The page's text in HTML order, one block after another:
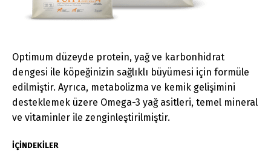
Optimum düzeyde protein, yağ ve karbonhidrat
dengesi ile köpeğinizin sağlıklı büyümesi için formüle
edilmiştir. Ayrıca, metabolizma ve kemik gelişimini
desteklemek üzere Omega-3 yağ asitleri, temel mineral
ve vitaminler ile zenginleştirilmiştir.
İÇİNDEKİLER